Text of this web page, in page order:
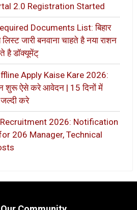
2.0 Registration Started
Documents List: बिहार
जारी बनवाना चाहते है नया राशन
है डॉक्यूमेंट्
Apply Kaise Kare 2026:
शुरू ऐसे करे आवेदन | 15 दिनों में
करे
2026: Notification
206 Manager, Technical